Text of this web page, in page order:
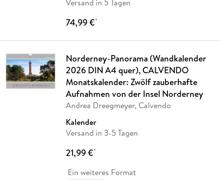
Versand in 5 Tagen
74,99 €*
Norderney-Panorama (Wandkalender
2026 DIN A4 quer), CALVENDO
Monatskalender: Zwölf zauberhafte
Aufnahmen von der Insel Norderney
Andrea Dreegmeyer, Calvendo
Kalender
Versand in 3-5 Tagen
21,99 €*
Ein weiteres Format